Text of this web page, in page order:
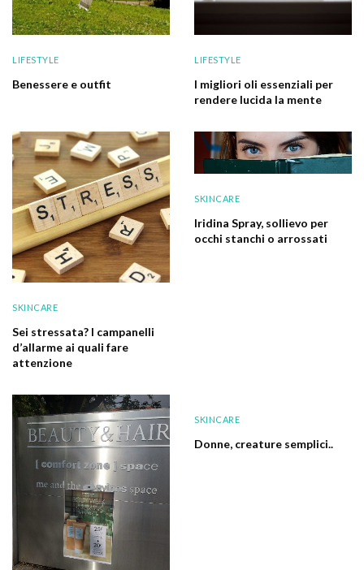
LIFESTYLE
Benessere e outfit
LIFESTYLE
I migliori oli essenziali per
rendere lucida la mente
SKINCARE
Sei stressata? I campanelli
d’allarme ai quali fare
attenzione
SKINCARE
Iridina Spray, sollievo per
occhi stanchi o arrossati
SKINCARE
Donne, creature semplici..